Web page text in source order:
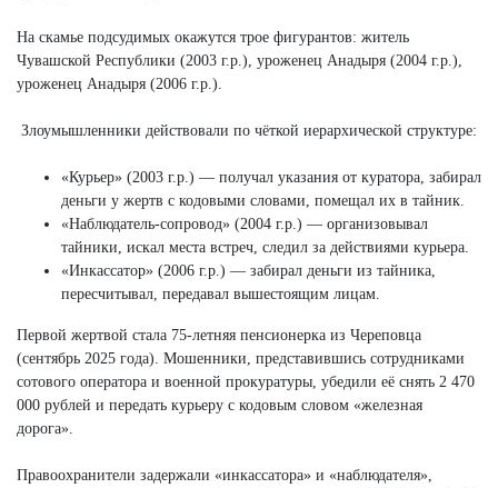
На скамье подсудимых окажутся трое фигурантов: житель
Чувашской Республики (2003 г.р.), уроженец Анадыря (2004 г.р.),
уроженец Анадыря (2006 г.р.).
Злоумышленники действовали по чёткой иерархической структуре:
«Курьер» (2003 г.р.) — получал указания от куратора, забирал
деньги у жертв с кодовыми словами, помещал их в тайник.
«Наблюдатель-сопровод» (2004 г.р.) — организовывал
тайники, искал места встреч, следил за действиями курьера.
«Инкассатор» (2006 г.р.) — забирал деньги из тайника,
пересчитывал, передавал вышестоящим лицам.
Первой жертвой стала 75-летняя пенсионерка из Череповца
(сентябрь 2025 года). Мошенники, представившись сотрудниками
сотового оператора и военной прокуратуры, убедили её снять 2 470
000 рублей и передать курьеру с кодовым словом «железная
дорога».
Правоохранители задержали «инкассатора» и «наблюдателя»,